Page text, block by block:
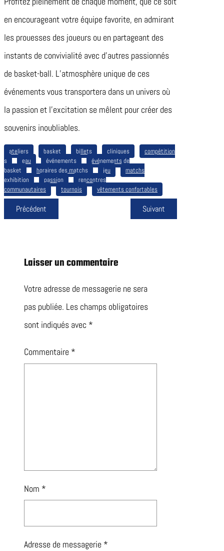
en encourageant votre équipe favorite, en admirant
les prouesses des joueurs ou en partageant des
instants de convivialité avec d’autres passionnés
de basket-ball. L’atmosphère unique de ces
événements vous transportera dans un univers où
la passion et l’excitation se mêlent pour créer des
souvenirs inoubliables.
ateliers basket billets cliniques
compétition
s
eau événements
événements de
basket
horaires des matchs jeu
matchs
exhibition
passion
rencontres
communautaires
tournois vêtements confortables
Précédent Suivant
Laisser un commentaire
Votre adresse de messagerie ne sera
pas publiée. Les champs obligatoires
sont indiqués avec *
Commentaire *
Nom *
Adresse de messagerie *